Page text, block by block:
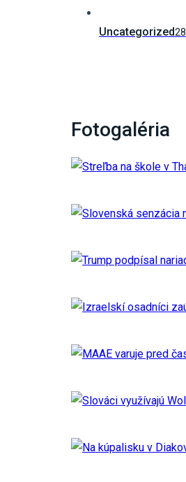
Uncategorized28
Fotogaléria